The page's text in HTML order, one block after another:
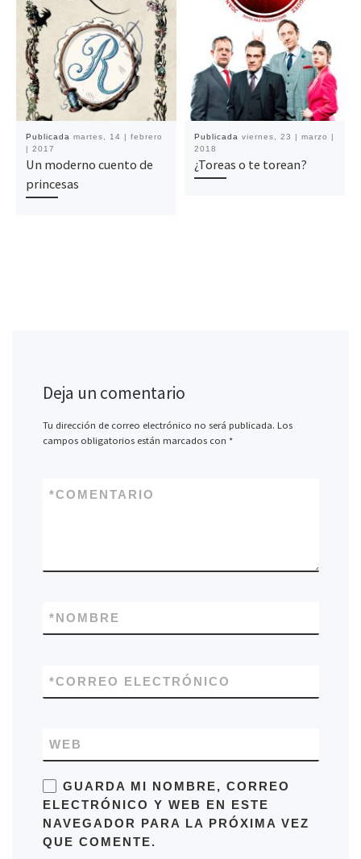
Publicada martes, 14 | febrero
| 2017
Un moderno cuento de
princesas
Publicada viernes, 23 | marzo |
2018
¿Toreas o te torean?
Deja un comentario
Tu dirección de correo electrónico no será publicada. Los
campos obligatorios están marcados con *
COMENTARIO
*
NOMBRE
*
CORREO ELECTRÓNICO
*
WEB
GUARDA MI NOMBRE, CORREO
ELECTRÓNICO Y WEB EN ESTE
NAVEGADOR PARA LA PRÓXIMA VEZ
QUE COMENTE.